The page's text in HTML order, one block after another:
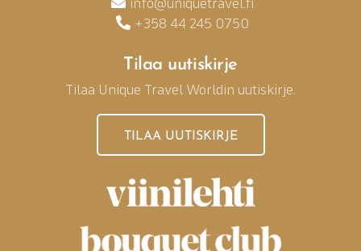
+358 44 245 0750
Tilaa uutiskirje
Tilaa Unique Travel Worldin uutiskirje.
TILAA UUTISKIRJE